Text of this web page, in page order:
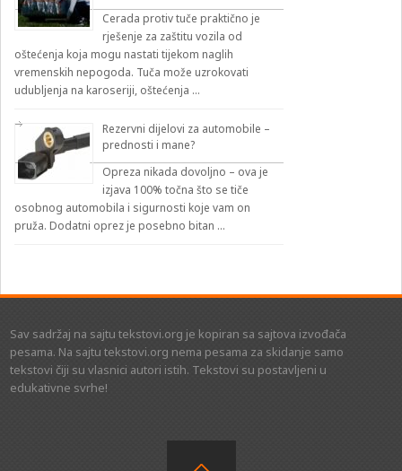
Cerada protiv tuče praktično je
rješenje za zaštitu vozila od
oštećenja koja mogu nastati tijekom naglih
vremenskih nepogoda. Tuča može uzrokovati
udubljenja na karoseriji, oštećenja …
Rezervni dijelovi za automobile –
prednosti i mane?
Opreza nikada dovoljno – ova je
izjava 100% točna što se tiče
osobnog automobila i sigurnosti koje vam on
pruža. Dodatni oprez je posebno bitan …
Sav sadržaj na sajtu tekstovi.org je kopiran sa sajtova izvođača
pesama. Na sajtu tekstovi.org nema pesama za skidanje samo
tekstovi čiji su vlasnici autori istih. Tekstovi su postavljeni u
edukativne svrhe!